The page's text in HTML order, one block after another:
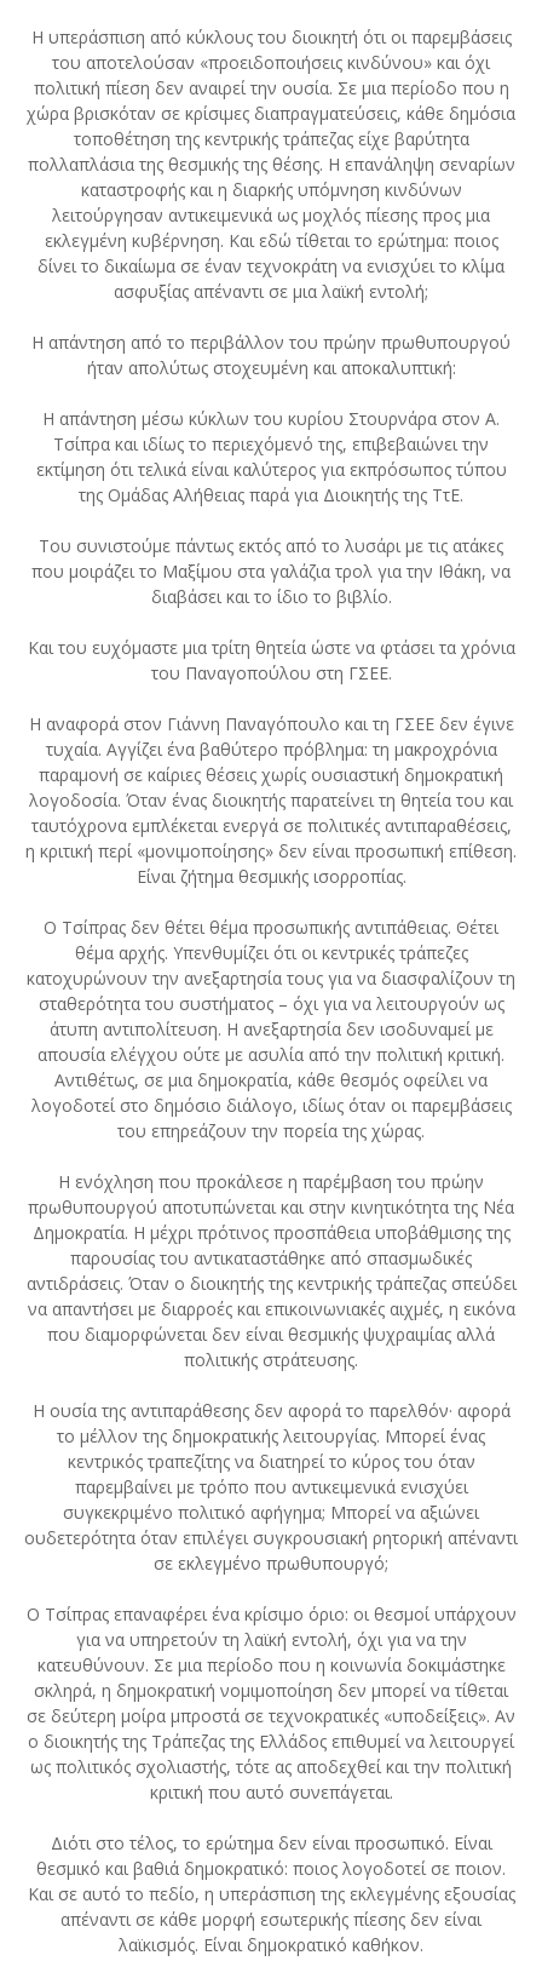
Η υπεράσπιση από κύκλους του διοικητή ότι οι παρεμβάσεις
του αποτελούσαν «προειδοποιήσεις κινδύνου» και όχι
πολιτική πίεση δεν αναιρεί την ουσία. Σε μια περίοδο που η
χώρα βρισκόταν σε κρίσιμες διαπραγματεύσεις, κάθε δημόσια
τοποθέτηση της κεντρικής τράπεζας είχε βαρύτητα
πολλαπλάσια της θεσμικής της θέσης. Η επανάληψη σεναρίων
καταστροφής και η διαρκής υπόμνηση κινδύνων
λειτούργησαν αντικειμενικά ως μοχλός πίεσης προς μια
εκλεγμένη κυβέρνηση. Και εδώ τίθεται το ερώτημα: ποιος
δίνει το δικαίωμα σε έναν τεχνοκράτη να ενισχύει το κλίμα
ασφυξίας απέναντι σε μια λαϊκή εντολή;
Η απάντηση από το περιβάλλον του πρώην πρωθυπουργού
ήταν απολύτως στοχευμένη και αποκαλυπτική:
Η απάντηση μέσω κύκλων του κυρίου Στουρνάρα στον Α.
Τσίπρα και ιδίως το περιεχόμενό της, επιβεβαιώνει την
εκτίμηση ότι τελικά είναι καλύτερος για εκπρόσωπος τύπου
της Ομάδας Αλήθειας παρά για Διοικητής της ΤτΕ.
Του συνιστούμε πάντως εκτός από το λυσάρι με τις ατάκες
που μοιράζει το Μαξίμου στα γαλάζια τρολ για την Ιθάκη, να
διαβάσει και το ίδιο το βιβλίο.
Και του ευχόμαστε μια τρίτη θητεία ώστε να φτάσει τα χρόνια
του Παναγοπούλου στη ΓΣΕΕ.
Η αναφορά στον Γιάννη Παναγόπουλο και τη ΓΣΕΕ δεν έγινε
τυχαία. Αγγίζει ένα βαθύτερο πρόβλημα: τη μακροχρόνια
παραμονή σε καίριες θέσεις χωρίς ουσιαστική δημοκρατική
λογοδοσία. Όταν ένας διοικητής παρατείνει τη θητεία του και
ταυτόχρονα εμπλέκεται ενεργά σε πολιτικές αντιπαραθέσεις,
η κριτική περί «μονιμοποίησης» δεν είναι προσωπική επίθεση.
Είναι ζήτημα θεσμικής ισορροπίας.
Ο Τσίπρας δεν θέτει θέμα προσωπικής αντιπάθειας. Θέτει
θέμα αρχής. Υπενθυμίζει ότι οι κεντρικές τράπεζες
κατοχυρώνουν την ανεξαρτησία τους για να διασφαλίζουν τη
σταθερότητα του συστήματος – όχι για να λειτουργούν ως
άτυπη αντιπολίτευση. Η ανεξαρτησία δεν ισοδυναμεί με
απουσία ελέγχου ούτε με ασυλία από την πολιτική κριτική.
Αντιθέτως, σε μια δημοκρατία, κάθε θεσμός οφείλει να
λογοδοτεί στο δημόσιο διάλογο, ιδίως όταν οι παρεμβάσεις
του επηρεάζουν την πορεία της χώρας.
Η ενόχληση που προκάλεσε η παρέμβαση του πρώην
πρωθυπουργού αποτυπώνεται και στην κινητικότητα της Νέα
Δημοκρατία. Η μέχρι πρότινος προσπάθεια υποβάθμισης της
παρουσίας του αντικαταστάθηκε από σπασμωδικές
αντιδράσεις. Όταν ο διοικητής της κεντρικής τράπεζας σπεύδει
να απαντήσει με διαρροές και επικοινωνιακές αιχμές, η εικόνα
που διαμορφώνεται δεν είναι θεσμικής ψυχραιμίας αλλά
πολιτικής στράτευσης.
Η ουσία της αντιπαράθεσης δεν αφορά το παρελθόν· αφορά
το μέλλον της δημοκρατικής λειτουργίας. Μπορεί ένας
κεντρικός τραπεζίτης να διατηρεί το κύρος του όταν
παρεμβαίνει με τρόπο που αντικειμενικά ενισχύει
συγκεκριμένο πολιτικό αφήγημα; Μπορεί να αξιώνει
ουδετερότητα όταν επιλέγει συγκρουσιακή ρητορική απέναντι
σε εκλεγμένο πρωθυπουργό;
Ο Τσίπρας επαναφέρει ένα κρίσιμο όριο: οι θεσμοί υπάρχουν
για να υπηρετούν τη λαϊκή εντολή, όχι για να την
κατευθύνουν. Σε μια περίοδο που η κοινωνία δοκιμάστηκε
σκληρά, η δημοκρατική νομιμοποίηση δεν μπορεί να τίθεται
σε δεύτερη μοίρα μπροστά σε τεχνοκρατικές «υποδείξεις». Αν
ο διοικητής της Τράπεζας της Ελλάδος επιθυμεί να λειτουργεί
ως πολιτικός σχολιαστής, τότε ας αποδεχθεί και την πολιτική
κριτική που αυτό συνεπάγεται.
Διότι στο τέλος, το ερώτημα δεν είναι προσωπικό. Είναι
θεσμικό και βαθιά δημοκρατικό: ποιος λογοδοτεί σε ποιον.
Και σε αυτό το πεδίο, η υπεράσπιση της εκλεγμένης εξουσίας
απέναντι σε κάθε μορφή εσωτερικής πίεσης δεν είναι
λαϊκισμός. Είναι δημοκρατικό καθήκον.